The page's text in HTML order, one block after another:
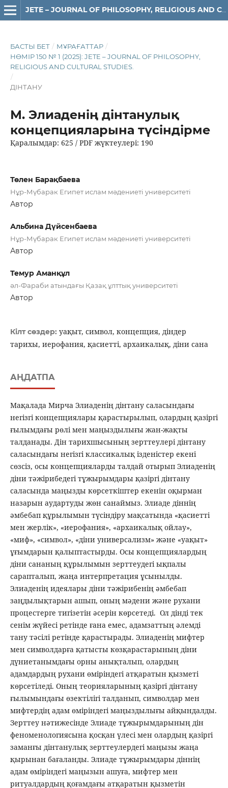
JETE – JОURNAL OF PHILOSOPHY, RELIGIOUS AND CULTURAL STUDIES
БАСТЫ БЕТ / МҰРАҒАТТАР /
НӨМІР 150 № 1 (2025): JETE – JОURNAL OF PHILOSOPHY,
RELIGIOUS АND CULTURAL STUDIES.
/
ДІНТАНУ
М. Элиаденің дінтанулық
концепцияларына түсіндірме
Қаралымдар: 625 / PDF жүктеулері: 190
Төлен Барақбаева
Нұр-Мүбарак Египет ислам мәдениеті университеті
Автор
Альбина Дүйсенбаева
Нұр-Мүбарак Египет ислам мәдениеті университеті
Автор
Темур Аманқұл
әл-Фараби атындағы Қазақ ұлттық университеті
Автор
Кілт сөздер: уақыт, символ, концепция, діндер
тарихы, иерофания, қасиетті, архаикалық, діни сана
АҢДАТПА
Мақалада Мирча Элиаденің дінтану саласындағы
негізгі концепциялары қарастырылып, олардың қазіргі
ғылымдағы рөлі мен маңыздылығы жан-жақты
талданады. Дін тарихшысының зерттеулері дінтану
саласындағы негізгі классикалық ізденістер екені
сөзсіз, осы концепцияларды талдай отырып Элиаденің
діни тәжірибедегі тұжырымдары қазіргі дінтану
саласында маңызды көрсеткіштер екенін оқырман
назарын аудартуды жөн санаймыз. Элиаде діннің
әмбебап құрылымын түсіндіру мақсатында «қасиетті
мен жерлік», «иерофания», «архаикалық ойлау»,
«миф», «символ», «діни универсализм» және «уақыт»
ұғымдарын қалыптастырды. Осы концепциялардың
діни сананың құрылымын зерттеудегі ықпалы
сарапталып, жаңа интерпретация ұсынылды.
Элиаденің идеялары діни тәжірибенің әмбебап
заңдылықтарын ашып, оның мәдени және рухани
процестерге тигізетін әсерін көрсетеді. Ол дінді тек
сенім жүйесі ретінде ғана емес, адамзаттың әлемді
тану тәсілі ретінде қарастырады. Элиаденің мифтер
мен символдарға қатысты көзқарастарының діни
дүниетанымдағы орны анықталып, олардың
адамдардың рухани өміріндегі атқаратын қызметі
көрсетіледі. Оның теорияларының қазіргі дінтану
ғылымындағы өзектілігі талданып, символдар мен
мифтердің адам өміріндегі маңыздылығы айқындалды.
Зерттеу нәтижесінде Элиаде тұжырымдарының дін
феноменологиясына қосқан үлесі мен олардың қазіргі
заманғы дінтанулық зерттеулердегі маңызы жаңа
қырынан бағаланды. Элиаде тұжырымдары діннің
адам өміріндегі маңызын ашуға, мифтер мен
ритуалдардың қоғамдағы атқаратын қызметін